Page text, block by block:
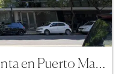
Oficina en Venta con Renta en Puerto Madero